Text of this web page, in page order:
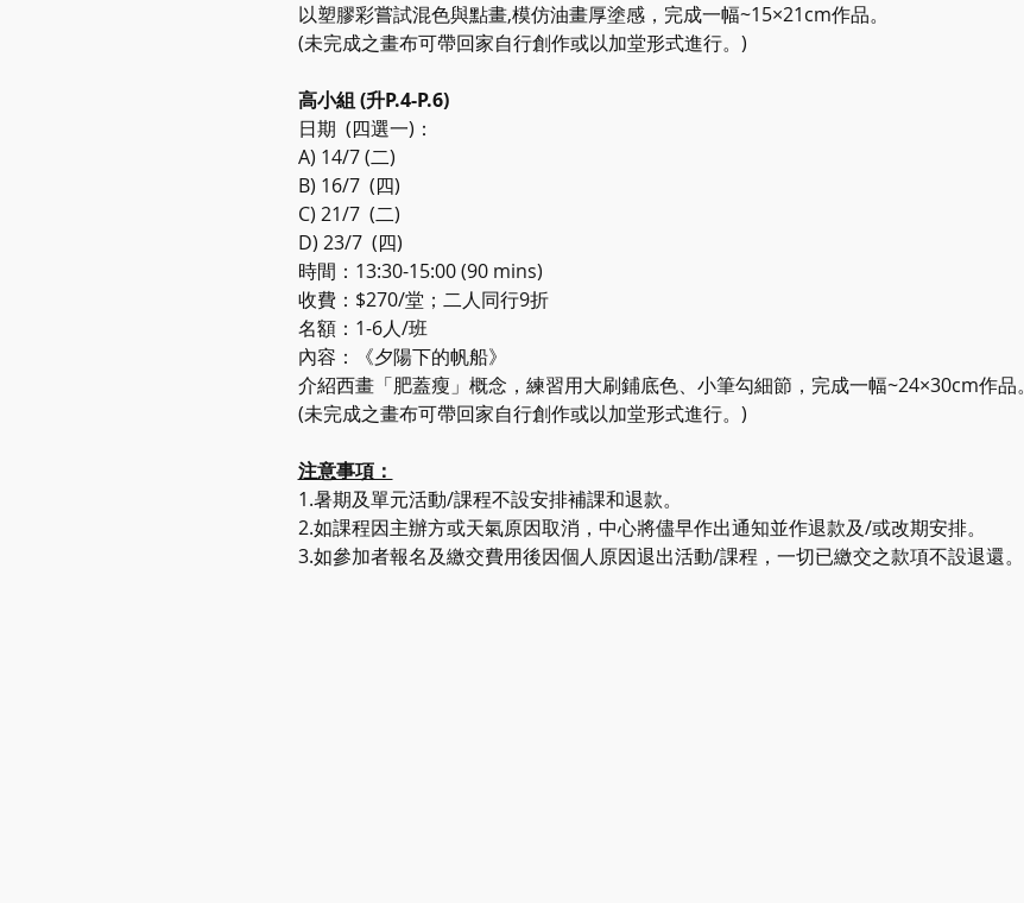
以塑膠彩嘗試混色與點畫,模仿油畫厚塗感，完成一幅~15×21cm作品。
(未完成之畫布可帶回家自行創作或以加堂形式進行。)
高小組 (升P.4-P.6)
日期  (四選一)：
A) 14/7 (二)
B) 16/7  (四)
C) 21/7  (二)
D) 23/7  (四)
時間：13:30-15:00 (90 mins)
收費：$270/堂；二人同行9折
名額：1-6人/班
內容：《夕陽下的帆船》
介紹西畫「肥蓋瘦」概念，練習用大刷鋪底色、小筆勾細節，完成一幅~24×30cm作品。
(未完成之畫布可帶回家自行創作或以加堂形式進行。)
注意事項：
1.暑期及單元活動/課程不設安排補課和退款。
2.如課程因主辦方或天氣原因取消，中心將儘早作出通知並作退款及/或改期安排。
3.如參加者報名及繳交費用後因個人原因退出活動/課程，一切已繳交之款項不設退還。